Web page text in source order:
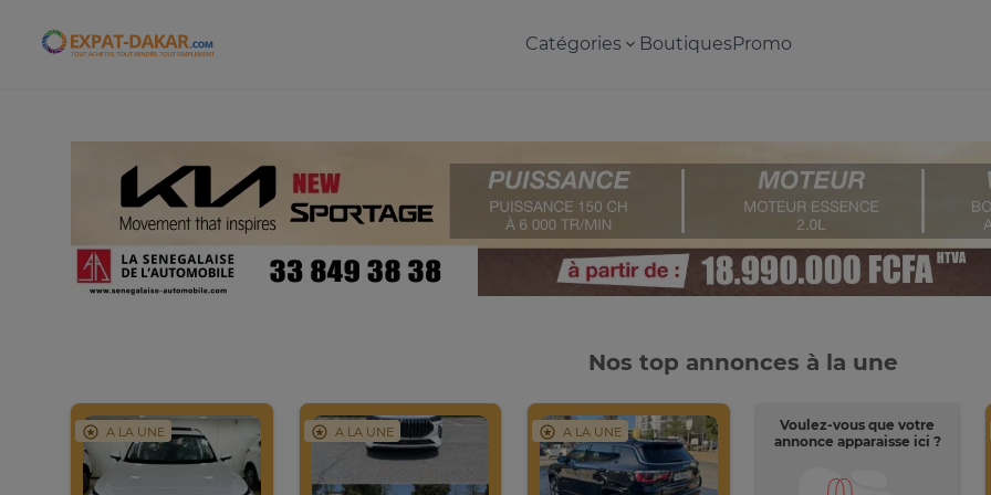
Expat-Dakar Catégories BoutiquesPromo
Nos top annonces à la une
A LA UNE A LA UNE A LA UNE
Voulez-vous que votre
annonce apparaisse ici ?